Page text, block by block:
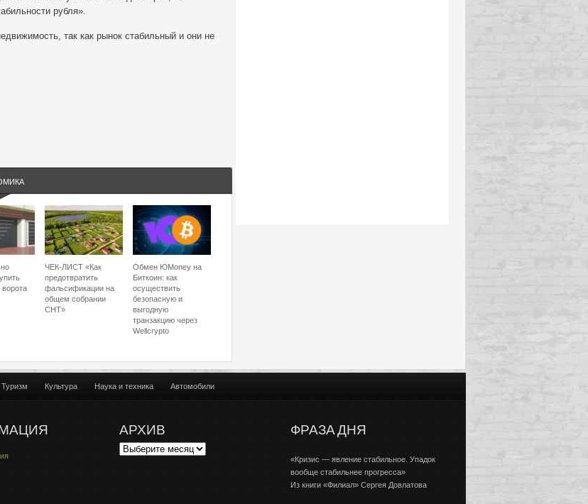
рубля».
так как рынок стабильный и они не
ЧЕК-ЛИСТ «Как
предотвратить
фальсификации на
общем собрании
СНТ»
Обмен ЮMoney на
Биткоин: как
осуществить
безопасную и
выгодную
транзакцию через
Wellcrypto
Туризм Культура Наука и техника Автомобили
АРХИВ ФРАЗА ДНЯ
«Кризис — явление стабильное. Упадок
вообще стабильнее прогресса»
Из книги «Филиал» Сергея Довлатова